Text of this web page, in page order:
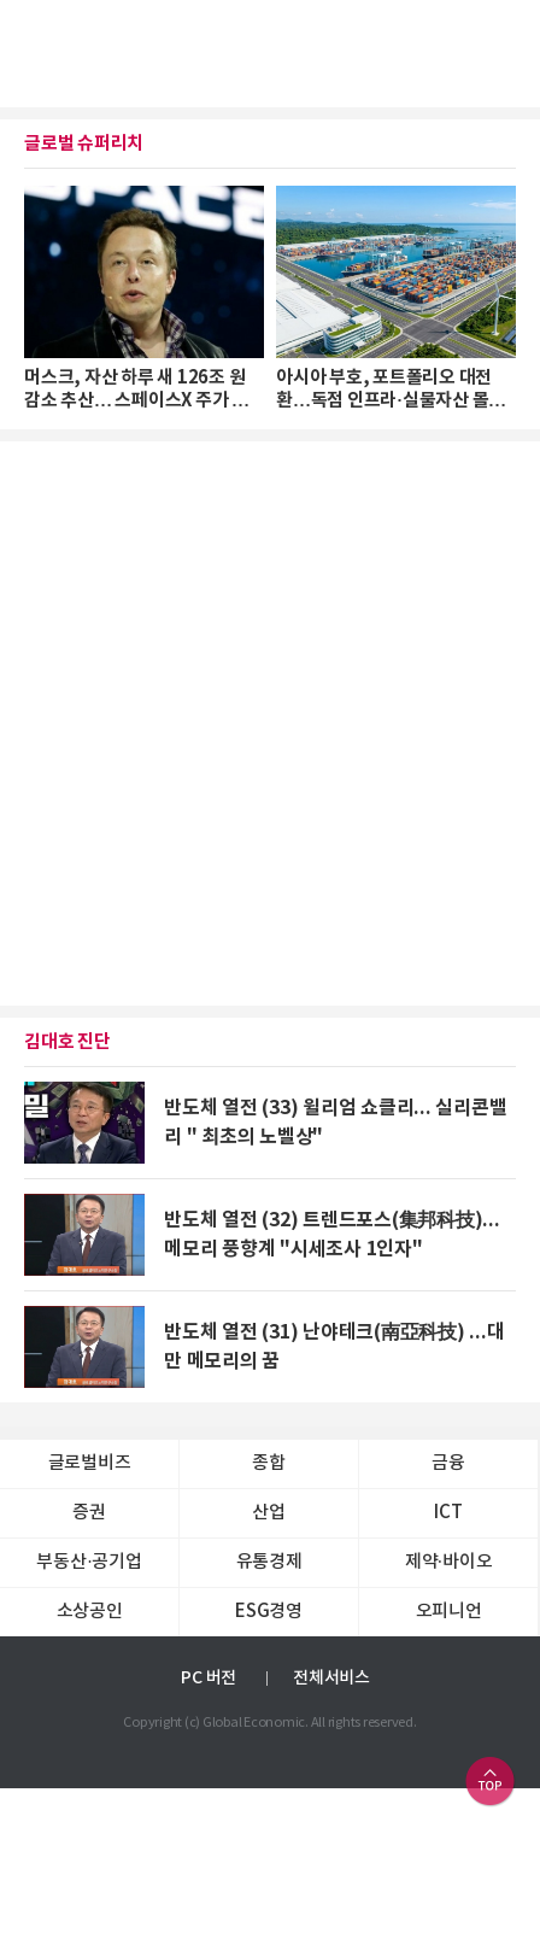
글로벌 슈퍼리치
머스크, 자산 하루 새 126조 원
감소 추산… 스페이스X 주가 하
아시아 부호, 포트폴리오 대전
환…독점 인프라·실물자산 몰린
김대호 진단
반도체 열전 (33) 윌리엄 쇼클리... 실리콘밸
리 " 최초의 노벨상"
반도체 열전 (32) 트렌드포스(集邦科技)...
메모리 풍향계 "시세조사 1인자"
반도체 열전 (31) 난야테크(南亞科技) ...대
만 메모리의 꿈
글로벌비즈 종합 금융
증권 산업 ICT
부동산·공기업 유통경제 제약∙바이오
소상공인 ESG경영 오피니언
PC 버전 전체서비스
Copyright (c) Global Economic. All rights reserved.